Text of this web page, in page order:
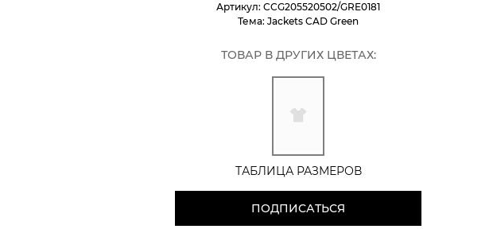
Артикул:CCG205520502/GRE0181
Тема:Jackets CAD Green
ТОВАР В ДРУГИХ ЦВЕТАХ:
ТАБЛИЦА РАЗМЕРОВ
ПОДПИСАТЬСЯ